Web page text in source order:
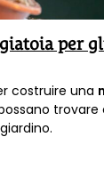
per
costruire una
trovare